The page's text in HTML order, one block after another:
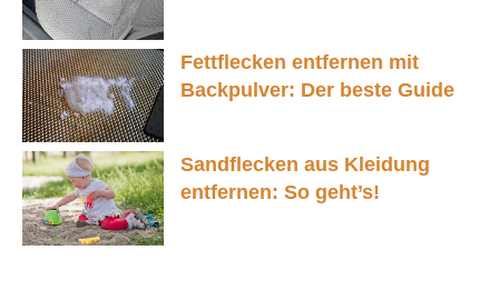
Fettflecken entfernen mit
Backpulver: Der beste Guide
Sandflecken aus Kleidung
entfernen: So geht’s!